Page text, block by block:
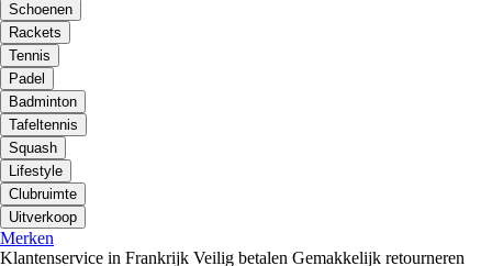
Schoenen
Rackets
Tennis
Padel
Badminton
Tafeltennis
Squash
Lifestyle
Clubruimte
Uitverkoop
Merken
Klantenservice in Frankrijk Veilig betalen Gemakkelijk retourneren